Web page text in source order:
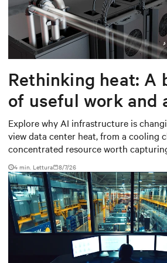
Rethinking heat: A
of useful work and
worth capturing
Explore why AI infrastructure is
view data center heat, from a cooling
concentrated resource worth
4 min. Lettura 8/7/26